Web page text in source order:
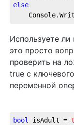
else
Используете
это просто
проверить на
true с
переменной
bool isAdult =